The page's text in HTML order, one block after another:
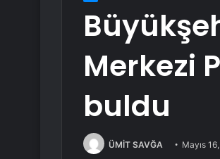
Merkezi
buldu
ÜMİT SAVĞA Mayıs